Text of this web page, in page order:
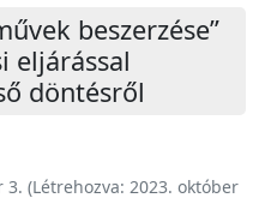
beszerzése”
eljárással
döntésről
3. (Létrehozva: 2023. október